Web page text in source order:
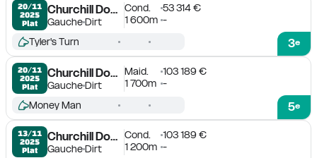
20/11
2025
Plat
Churchill Downs
GaucheDirt
Cond.
53 314 €
1 600m -
3e
Tyler's Turn
20/11
2025
Plat
Churchill Downs
GaucheDirt
Maid.
103 189 €
1 700m -
5e
Money Man
13/11
2025
Plat
Churchill Downs
GaucheDirt
Cond.
103 189 €
1 200m -